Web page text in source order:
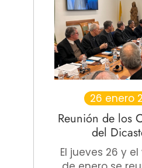
26 enero
Reunión de los
del
El jueves 26 y